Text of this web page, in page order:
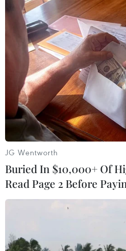
#Bộ Tài chính Mỹ #Nellie Liang
#Janet Yellen
#Ben Harris
#Cục Dự trữ Liên bang
Theo dõi VietnamPlus
JG Wentworth
Buried In $10,000+ Of
Read Page 2 Before